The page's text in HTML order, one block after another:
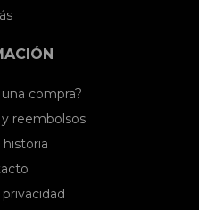
compra?
reembolsos
historia